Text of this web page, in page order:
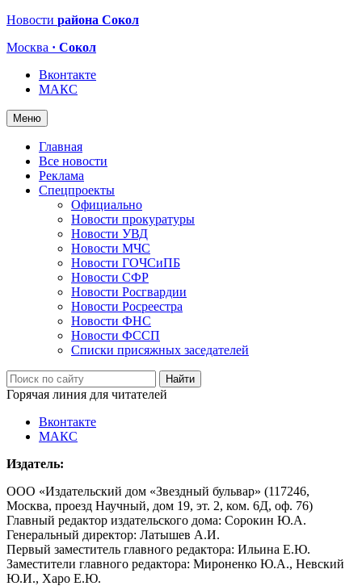
Новости района Сокол
Москва · Сокол
Вконтакте
МАКС
Меню
Главная
Все новости
Реклама
Спецпроекты
Официально
Новости прокуратуры
Новости УВД
Новости МЧС
Новости ГОЧСиПБ
Новости СФР
Новости Росгвардии
Новости Росреестра
Новости ФНС
Новости ФССП
Списки присяжных заседателей
Горячая линия для читателей
Вконтакте
МАКС
Издатель:
ООО «Издательский дом «Звездный бульвар» (117246,
Москва, проезд Научный, дом 19, эт. 2, ком. 6Д, оф. 76)
Главный редактор издательского дома: Сорокин Ю.А.
Генеральный директор: Латышев А.И.
Первый заместитель главного редактора: Ильина Е.Ю.
Заместители главного редактора: Мироненко Ю.А., Невский
Ю.И., Харо Е.Ю.